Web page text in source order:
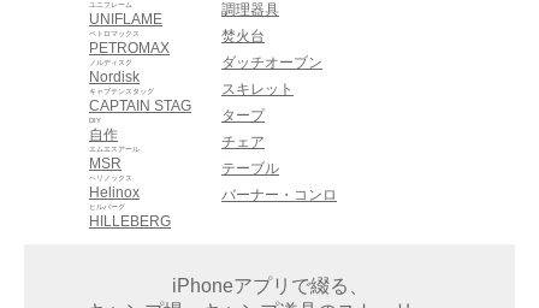
UNIFLAME
ユニフレーム
PETROMAX
ペトロマックス
Nordisk
ノルディスク
CAPTAIN STAG
キャプテンスタッグ
自作
DIY
MSR
エムエスアール
Helinox
ヘリノックス
HILLEBERG
ヒルバーグ
調理器具
焚火台
ダッチオーブン
スキレット
タープ
チェア
テーブル
バーナー・コンロ
iPhoneアプリで綴る、